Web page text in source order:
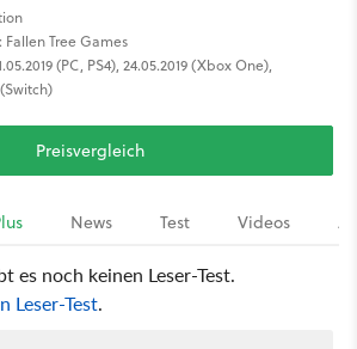
Fallen Tree Games
(PC, PS4), 24.05.2019 (Xbox One),
Preisvergleich
News Test Videos
es noch keinen Leser-Test.
Leser-Test.